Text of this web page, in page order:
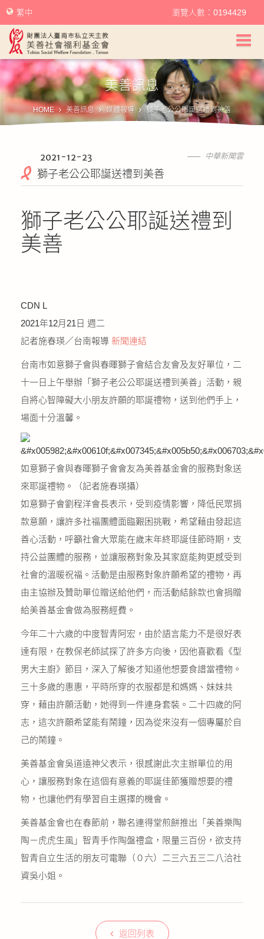
繁中 瀏覽人數：0194429
美善訊息
HOME 美善訊息 媒體報導 獅子老公公耶誕送禮到美善
中華新聞雲
2021-12-23
獅子老公公耶誕送禮到美善
獅子老公公耶誕送禮到
美善
CDN L
2021年12月21日 週二
記者施春瑛／台南報導 新聞連結
台南市如意獅子會與春暉獅子會結合友會及友好單位，二
十一日上午舉辦「獅子老公公耶誕送禮到美善」活動，親
自將心智障礙大小朋友許願的耶誕禮物，送到他們手上，
場面十分溫馨。
如意獅子會與春暉獅子會會友為美善基金會的服務對象送
來耶誕禮物。（記者施春瑛攝）
如意獅子會劉程洋會長表示，受到疫情影響，降低民眾捐
款意願，讓許多社福團體面臨艱困挑戰，希望藉由發起這
善心活動，呼籲社會大眾能在歲末年終耶誕佳節時期，支
持公益團體的服務，並讓服務對象及其家庭能夠更感受到
社會的溫暖祝福。活動是由服務對象許願希望的禮物，再
由主協辦及贊助單位贈送給他們，而活動結餘款也會捐贈
給美善基金會做為服務經費。
今年二十六歲的中度智青阿宏，由於語言能力不是很好表
達有限，在教保老師試探了許多方向後，因他喜歡看《型
男大主廚》節目，深入了解後才知道他想要食譜當禮物。
三十多歲的惠惠，平時所穿的衣服都是和媽媽、妹妹共
穿，藉由許願活動，她得到一件連身套裝。二十四歲的阿
志，這次許願希望能有鬧鐘，因為從來沒有一個專屬於自
己的鬧鐘。
美善基金會吳道遠神父表示，很感謝此次主辦單位的用
心，讓服務對象在這個有意義的耶誕佳節獲贈想要的禮
物，也讓他們有學習自主選擇的機會。
美善基金會也在春節前，聯名連得堂煎餅推出「美善樂陶
陶－虎虎生風」智青手作陶盤禮盒，限量三百份，欲支持
智青自立生活的朋友可電聯（０六）二三六五三二八洽社
資吳小姐。
返回列表